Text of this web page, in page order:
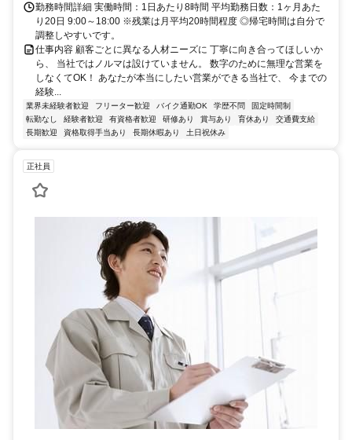
勤務時間詳細 実働時間：1日あたり8時間 平均勤務日数：1ヶ月あた
り20日 9:00～18:00 ※残業は月平均20時間程度 ◎帰宅時間は自分で
調整しやすいです。
仕事内容 顧客ごとに異なる人材ニーズに 丁寧に向き合ってほしいか
ら、 当社ではノルマは設けていません。 数字のために無理な営業を
しなくてOK！ あなたが本当にしたい営業ができる当社で、 今までの
経験...
業界未経験者歓迎 フリーター歓迎 バイク通勤OK 学歴不問
固定時間制
転勤なし
経験者歓迎 有資格者歓迎 研修あり 賞与あり 育休あり
交通費支給
長期歓迎
資格取得手当あり 長期休暇あり 土日祝休み
正社員